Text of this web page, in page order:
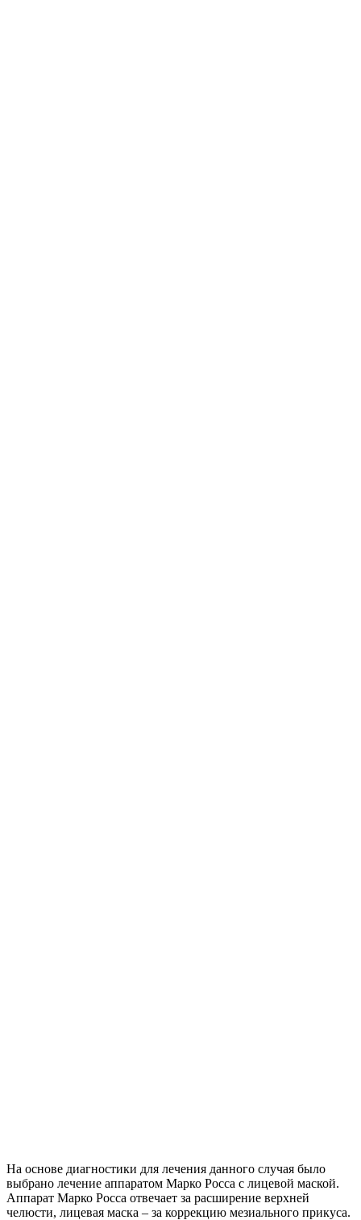
На основе диагностики для лечения данного случая было
выбрано лечение аппаратом Марко Росса с лицевой маской.
Аппарат Марко Росса отвечает за расширение верхней
челюсти, лицевая маска – за коррекцию мезиального прикуса.